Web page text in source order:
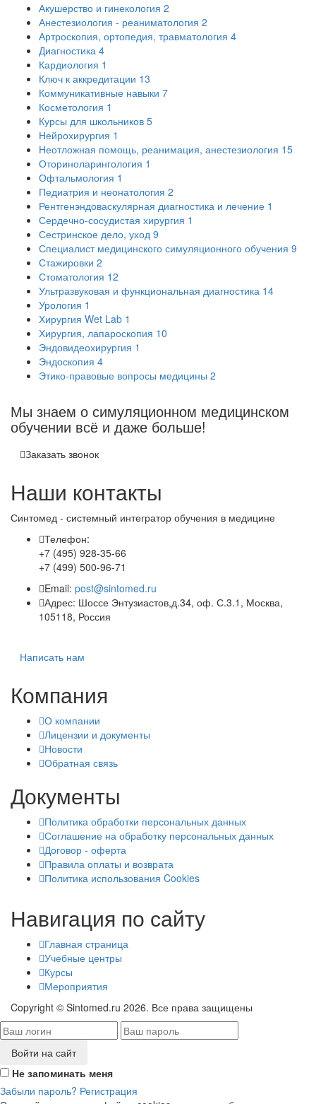
Акушерство и гинекология 2
Анестезиология - реаниматология 2
Артроскопия, ортопедия, травматология 4
Диагностика 4
Кардиология 1
Ключ к аккредитации 13
Коммуникативные навыки 7
Косметология 1
Курсы для школьников 5
Нейрохирургия 1
Неотложная помощь, реанимация, анестезиология 15
Оториноларингология 1
Офтальмология 1
Педиатрия и неонатология 2
Рентгенэндоваскулярная диагностика и лечение 1
Сердечно-сосудистая хирургия 1
Сестринское дело, уход 9
Специалист медицинского симуляционного обучения 9
Стажировки 2
Стоматология 12
Ультразвуковая и функциональная диагностика 14
Урология 1
Хирургия Wet Lab 1
Хирургия, лапароскопия 10
Эндовидеохирургия 1
Эндоскопия 4
Этико-правовые вопросы медицины 2
Мы знаем о симуляционном медицинском
обучении всё и даже больше!
Заказать звонок
Наши контакты
Синтомед - системный интегратор обучения в медицине
Телефон:
+7 (495) 928-35-66
+7 (499) 500-96-71
Email: post@sintomed.ru
Адрес: Шоссе Энтузиастов,д.34, оф. С.3.1, Москва,
105118, Россия
Написать нам
Компания
О компании
Лицензии и документы
Новости
Обратная связь
Документы
Политика обработки персональных данных
Соглашение на обработку персональных данных
Договор - оферта
Правила оплаты и возврата
Политика использования Cookies
Навигация по сайту
Главная страница
Учебные центры
Курсы
Мероприятия
Copyright © Sintomed.ru 2026. Все права защищены
Войти на сайт
Не запоминать меня
Забыли пароль? Регистрация